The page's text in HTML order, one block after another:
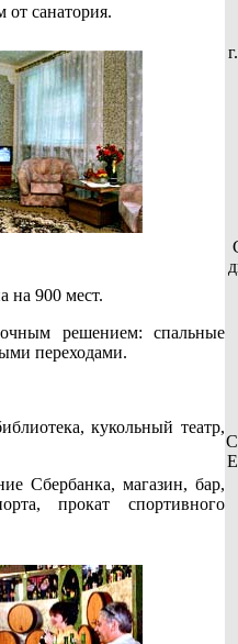
санатория.
на 900 мест.
решением: спальные
переходами.
кукольный театр,
Сбербанка, магазин, бар,
прокат спортивного